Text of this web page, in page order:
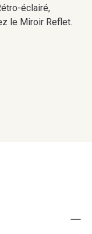
éclairé,
le Miroir Reflet.